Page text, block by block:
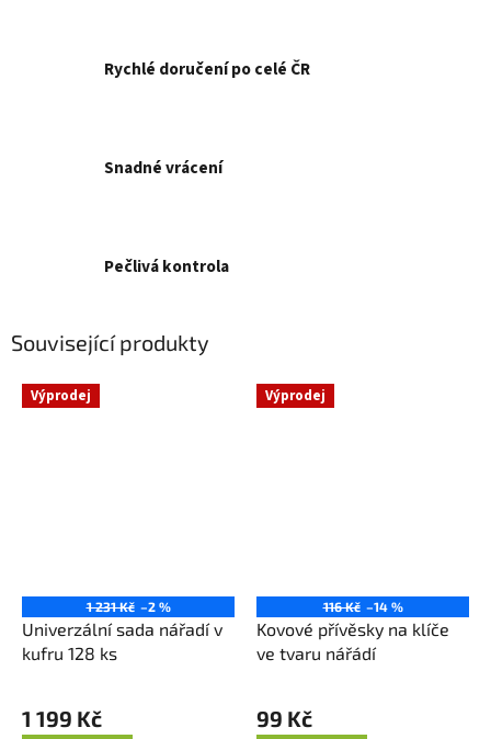
Rychlé doručení po celé ČR
Snadné vrácení
Pečlivá kontrola
Související produkty
Výprodej
1 231 Kč –2 %
Univerzální sada nářadí v
kufru 128 ks
1 199 Kč
Výprodej
116 Kč –14 %
Kovové přívěsky na klíče
ve tvaru nářádí
99 Kč